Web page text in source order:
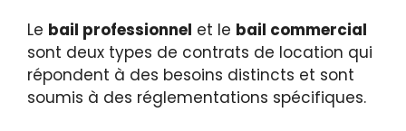
Le bail professionnel et le bail commercial
sont deux types de contrats de location qui
répondent à des besoins distincts et sont
soumis à des réglementations spécifiques.